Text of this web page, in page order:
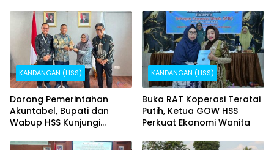
KANDANGAN (HSS)
Dorong Pemerintahan
Akuntabel, Bupati dan
Wabup HSS Kunjungi
KANDANGAN (HSS)
Buka RAT Koperasi Teratai
Putih, Ketua GOW HSS
Perkuat Ekonomi Wanita